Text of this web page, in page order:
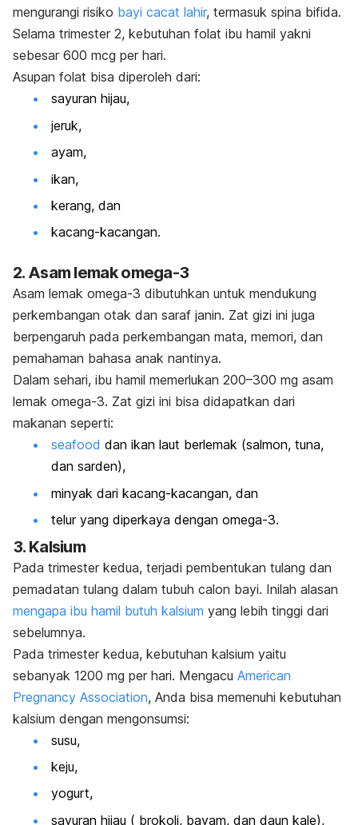
mengurangi risiko bayi cacat lahir, termasuk spina bifida.
Selama trimester 2, kebutuhan folat ibu hamil yakni
sebesar 600 mcg per hari.
Asupan folat bisa diperoleh dari:
sayuran hijau,
jeruk,
ayam,
ikan,
kerang, dan
kacang-kacangan.
2. Asam lemak omega-3
Asam lemak omega-3 dibutuhkan untuk mendukung
perkembangan otak dan saraf janin. Zat gizi ini juga
berpengaruh pada perkembangan mata, memori, dan
pemahaman bahasa anak nantinya.
Dalam sehari, ibu hamil memerlukan 200–300 mg asam
lemak omega-3. Zat gizi ini bisa didapatkan dari
makanan seperti:
seafood dan ikan laut berlemak (salmon, tuna,
dan sarden),
minyak dari kacang-kacangan, dan
telur yang diperkaya dengan omega-3.
3. Kalsium
Pada trimester kedua, terjadi pembentukan tulang dan
pemadatan tulang dalam tubuh calon bayi. Inilah alasan
mengapa ibu hamil butuh kalsium yang lebih tinggi dari
sebelumnya.
Pada trimester kedua, kebutuhan kalsium yaitu
sebanyak 1200 mg per hari. Mengacu American
Pregnancy Association, Anda bisa memenuhi kebutuhan
kalsium dengan mengonsumsi:
susu,
keju,
yogurt,
sayuran hijau ( brokoli, bayam, dan daun kale),